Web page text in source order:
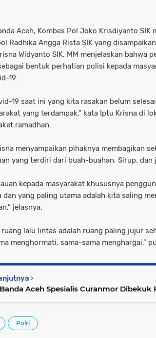
Aceh, Kombes Pol Joko Krisdiyanto SIK
Radhika Angga Rista SIK yang
Widyanto SIK, MM menjelaskan bahwa
bentuk perhatian polisi kepada
19.
19 saat ini yang kita rasakan belum
yang terdampak,” kata Iptu Krisna di
ramadhan.
menyampaikan pihaknya membagikan
yang terdiri dari buah-buahan, Sirup, dan
kepada masyarakat khususnya
dan yang paling utama adalah kita saling
jelasnya.
lalu lintas adalah ruang paling jujur
menghormati, sama-sama menghargai,”
Aceh Spesialis Curanmor Dibekuk
Polri